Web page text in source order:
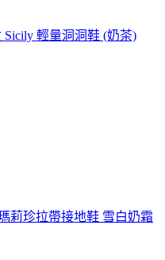
輕量洞洞鞋 (奶茶)
莉珍拉帶接地鞋 雪白奶霜